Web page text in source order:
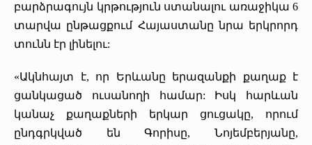
բարձրագույն կրթություն ստանալու առաջիկա 6
տարվա ընթացքում Հայաստանը նրա երկրորդ
տունն էր լինելու:
«Ակնհայտ է, որ Երևանը երազանքի քաղաք է
ցանկացած ուսանողի համար: Իսկ հարևան
կանաչ քաղաքների երկար ցուցակը, որում
ընդգրկված են Գորիսը, Նոյեմբերյանը,